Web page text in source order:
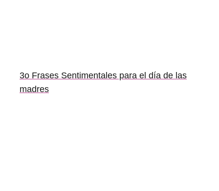
3o Frases Sentimentales para el día de las
madres